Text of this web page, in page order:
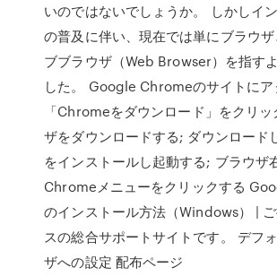
いのではないでしょうか。 しかしイ
の普及に伴い、現在では単にブラウ
ブブラウザ（Web Browser）を指す
した。 Google Chromeのサイトにア
「Chromeをダウンロード」をクリ
ザをダウンロードする; ダウンロード
をインストールし起動する; ブラウザ
Chromeメニューをクリックする
のインストール方法（Windows） |
スの総合サポートサイトです。 デフ
ザへの設定 配布ページ